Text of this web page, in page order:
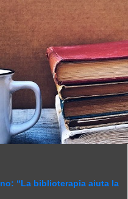
“La biblioterapia aiuta la